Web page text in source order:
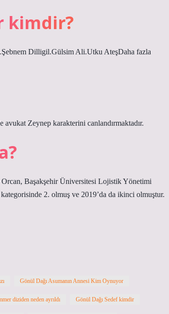
kimdir?
Dilligil.Gülsim Ali.Utku AteşDaha fazla
Zeynep karakterini canlandırmaktadır.
Orcan, Başakşehir Üniversitesi Lojistik Yönetimi
2. olmuş ve 2019’da da ikinci olmuştur.
Gönül Dağı Asumanın Annesi Kim Oynuyor
diziden neden ayrıldı Gönül Dağı Sedef kimdir